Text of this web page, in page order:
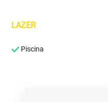
LAZER
Piscina